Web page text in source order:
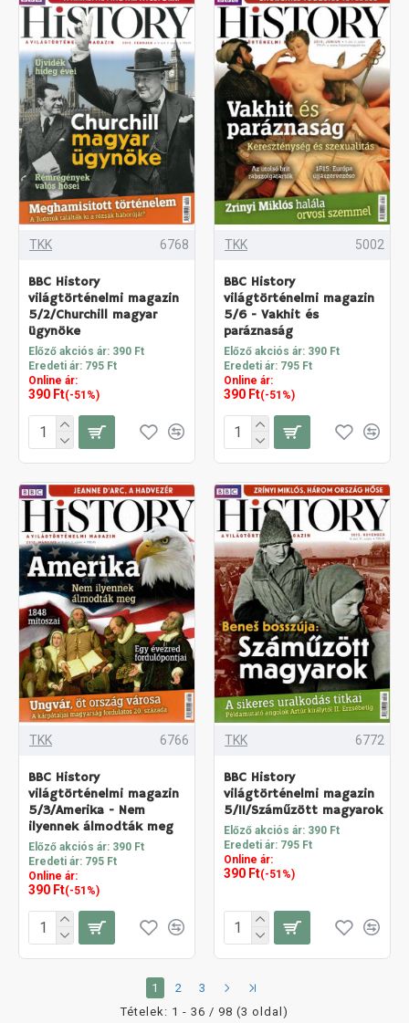
TKK 6768
BBC History
világtörténelmi magazin
5/2/Churchill magyar
ügynöke
Előző akciós ár: 390 Ft
Eredeti ár: 795 Ft
Online ár:
390 Ft(-51%)
TKK 5002
BBC History
világtörténelmi magazin
5/6 - Vakhit és
paráznaság
Előző akciós ár: 390 Ft
Eredeti ár: 795 Ft
Online ár:
390 Ft(-51%)
TKK 6766
BBC History
világtörténelmi magazin
5/3/Amerika - Nem
ilyennek álmodták meg
Előző akciós ár: 390 Ft
Eredeti ár: 795 Ft
Online ár:
390 Ft(-51%)
TKK 6772
BBC History
világtörténelmi magazin
5/11/Száműzött magyarok
Előző akciós ár: 390 Ft
Eredeti ár: 795 Ft
Online ár:
390 Ft(-51%)
1 2
3
Tételek: 1 - 36 / 98 (3 oldal)